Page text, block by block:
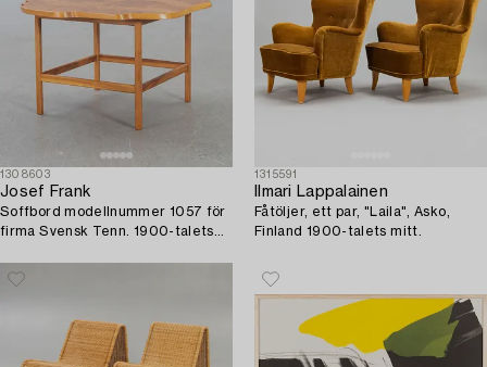
1308603
Josef Frank
Soffbord modellnummer 1057 för
firma Svensk Tenn. 1900-talets
1315591
Ilmari Lappalainen
Fåtöljer, ett par, "Laila", Asko,
Finland 1900-talets mitt.